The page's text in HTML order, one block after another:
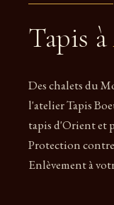
Tapis à
Des chalets du
l'atelier Tapis
tapis d'Orient et
Protection contre
Enlèvement à